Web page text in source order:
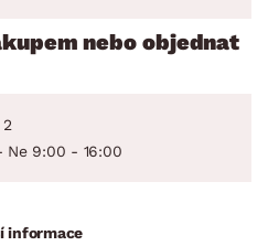
nebo objednat
Ne 9:00 - 16:00
informace